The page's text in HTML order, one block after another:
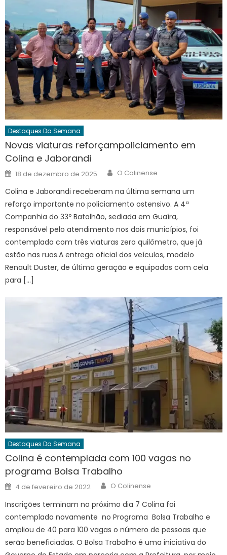
Destaques Da Semana
Novas viaturas reforçampoliciamento em
Colina e Jaborandi
Posted
on
18 de dezembro de 2025 Author
O Colinense
Colina e Jaborandi receberam na última semana um
reforço importante no policiamento ostensivo. A 4ª
Companhia do 33º Batalhão, sediada em Guaíra,
responsável pelo atendimento nos dois municípios, foi
contemplada com três viaturas zero quilômetro, que já
estão nas ruas.A entrega oficial dos veículos, modelo
Renault Duster, de última geração e equipados com cela
para […]
Destaques Da Semana
Colina é contemplada com 100 vagas no
programa Bolsa Trabalho
Posted
on
4 de fevereiro de 2022 Author
O Colinense
Inscrições terminam no próximo dia 7 Colina foi
contemplada novamente no Programa Bolsa Trabalho e
ampliou de 40 para 100 vagas o número de pessoas que
serão beneficiadas. O Bolsa Trabalho é uma iniciativa do